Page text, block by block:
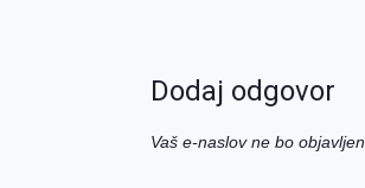
Dodaj odgovor
Vaš e-naslov ne bo objavljen.